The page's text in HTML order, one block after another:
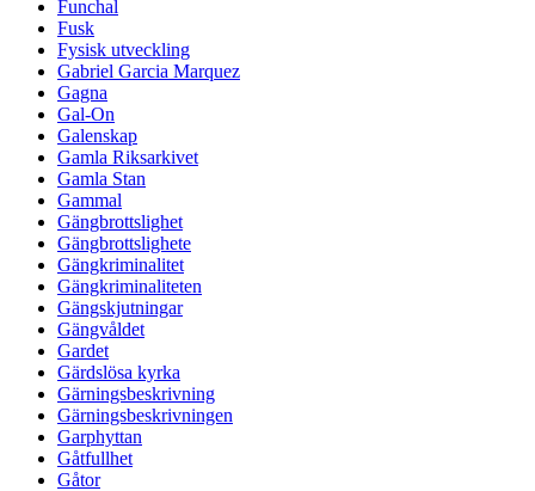
Funchal
Fusk
Fysisk utveckling
Gabriel Garcia Marquez
Gagna
Gal-On
Galenskap
Gamla Riksarkivet
Gamla Stan
Gammal
Gängbrottslighet
Gängbrottslighete
Gängkriminalitet
Gängkriminaliteten
Gängskjutningar
Gängvåldet
Gardet
Gärdslösa kyrka
Gärningsbeskrivning
Gärningsbeskrivningen
Garphyttan
Gåtfullhet
Gåtor